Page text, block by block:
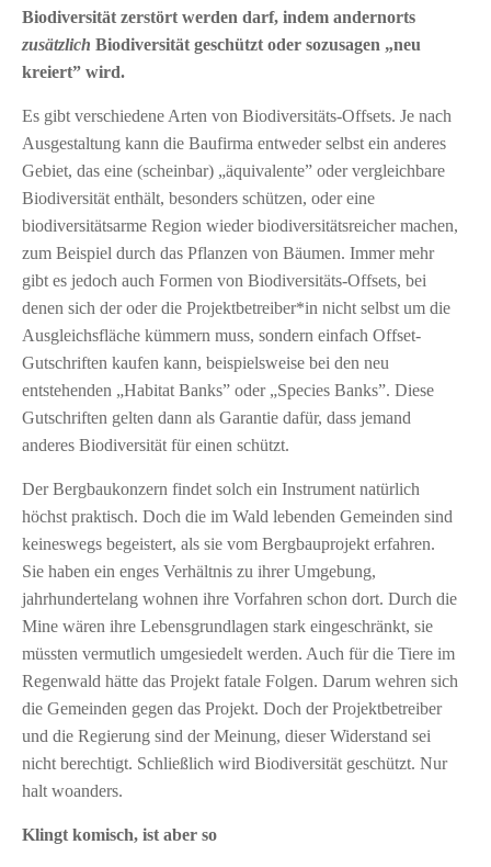
Biodiversität zerstört werden darf, indem andernorts
zusätzlich Biodiversität geschützt oder sozusagen „neu
kreiert” wird.
Es gibt verschiedene Arten von Biodiversitäts-Offsets. Je nach
Ausgestaltung kann die Baufirma entweder selbst ein anderes
Gebiet, das eine (scheinbar) „äquivalente” oder vergleichbare
Biodiversität enthält, besonders schützen, oder eine
biodiversitätsarme Region wieder biodiversitätsreicher machen,
zum Beispiel durch das Pflanzen von Bäumen. Immer mehr
gibt es jedoch auch Formen von Biodiversitäts-Offsets, bei
denen sich der oder die Projektbetreiber*in nicht selbst um die
Ausgleichsfläche kümmern muss, sondern einfach Offset-
Gutschriften kaufen kann, beispielsweise bei den neu
entstehenden „Habitat Banks” oder „Species Banks”. Diese
Gutschriften gelten dann als Garantie dafür, dass jemand
anderes Biodiversität für einen schützt.
Der Bergbaukonzern findet solch ein Instrument natürlich
höchst praktisch. Doch die im Wald lebenden Gemeinden sind
keineswegs begeistert, als sie vom Bergbauprojekt erfahren.
Sie haben ein enges Verhältnis zu ihrer Umgebung,
jahrhundertelang wohnen ihre Vorfahren schon dort. Durch die
Mine wären ihre Lebensgrundlagen stark eingeschränkt, sie
müssten vermutlich umgesiedelt werden. Auch für die Tiere im
Regenwald hätte das Projekt fatale Folgen. Darum wehren sich
die Gemeinden gegen das Projekt. Doch der Projektbetreiber
und die Regierung sind der Meinung, dieser Widerstand sei
nicht berechtigt. Schließlich wird Biodiversität geschützt. Nur
halt woanders.
Klingt komisch, ist aber so